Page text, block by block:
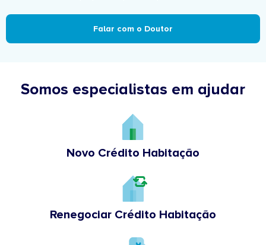
Falar com o Doutor
Somos especialistas em ajudar
Novo Crédito Habitação
Renegociar Crédito Habitação